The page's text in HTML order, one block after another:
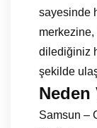
sayesinde
merkezine,
dilediğiniz
şekilde
Neden
Samsun –